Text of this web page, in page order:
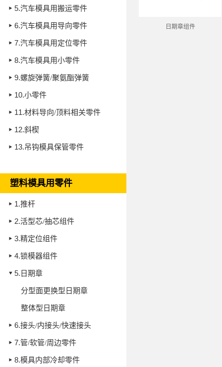
5.汽车模具用搬运零件
6.汽车模具用导向零件
7.汽车模具用定位零件
8.汽车模具用小零件
9.螺旋弹簧/聚氨酯弹簧
10.小零件
11.材料导向/顶料相关零件
12.斜楔
13.吊钩模具保管零件
塑料模具用零件
1.推杆
2.活型芯/抽芯组件
3.精定位组件
4.锁模器组件
5. 日期章
分型面更换型日期章
整体型日期章
6.接头/内接头/快速接头
7.管/软管/周边零件
8.模具内部冷却零件
日期章组件